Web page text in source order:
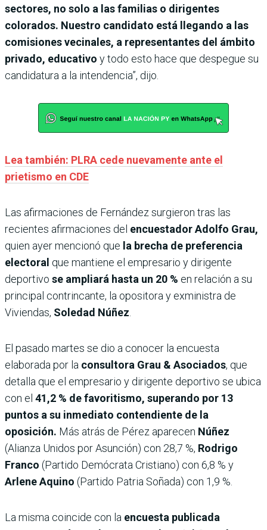
sectores, no solo a las familias o dirigentes
colorados. Nuestro candidato está llegando a las
comisiones vecinales, a representantes del ámbito
privado, educativo y todo esto hace que despegue su
candidatura a la intendencia”, dijo.
Lea también: PLRA cede nuevamente ante el
prietismo en CDE
Las afirmaciones de Fernández surgieron tras las
recientes afirmaciones del encuestador Adolfo Grau,
quien ayer mencionó que la brecha de preferencia
electoral que mantiene el empresario y dirigente
deportivo se ampliará hasta un 20 % en relación a su
principal contrincante, la opositora y exministra de
Viviendas, Soledad Núñez
El pasado martes se dio a conocer la encuesta
elaborada por la consultora Grau & Asociados, que
detalla que el empresario y dirigente deportivo se ubica
con el 41,2 % de favoritismo, superando por 13
puntos a su inmediato contendiente de la
oposición. Más atrás de Pérez aparecen Núñez
(Alianza Unidos por Asunción) con 28,7 %, Rodrigo
Franco (Partido Demócrata Cristiano) con 6,8 % y
Arlene Aquino (Partido Patria Soñada) con 1,9 %.
La misma coincide con la encuesta publicada